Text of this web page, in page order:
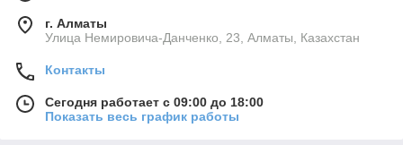
г. Алматы
Улица Немировича-Данченко, 23, Алматы, Казахстан
Контакты
Сегодня работает с 09:00 до 18:00
Показать весь график работы